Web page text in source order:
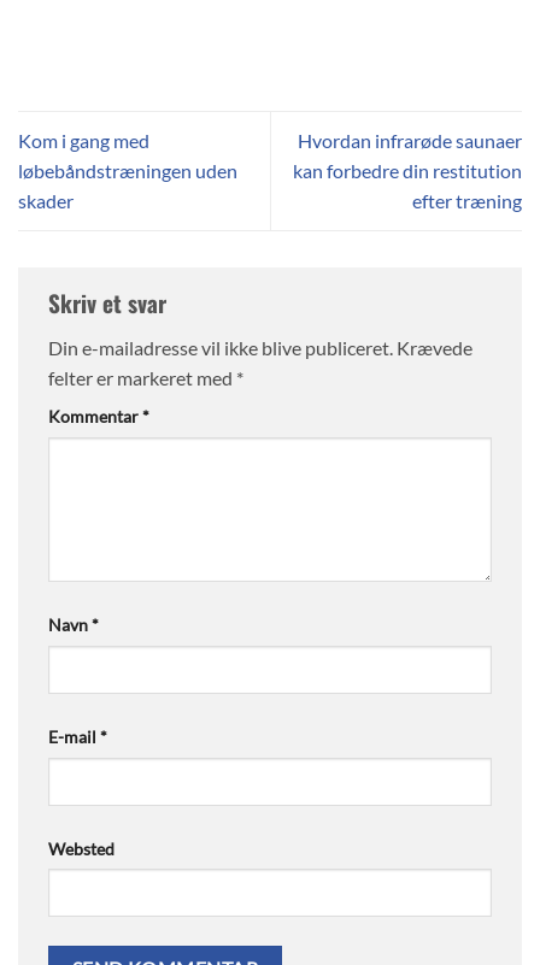
Kom i gang med
løbebåndstræningen uden
skader
Hvordan infrarøde saunaer
kan forbedre din restitution
efter træning
Skriv et svar
Din e-mailadresse vil ikke blive publiceret. Krævede
felter er markeret med *
Kommentar*
Navn*
E-mail *
Websted